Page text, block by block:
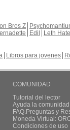
Bros Z
Edil
Leth Hate
Libros para jovenes
COMUNIDAD
Tutorial del lector
Ayuda la
FAQ.Preguntas y
Moneda Virtual:
Condiciones de uso